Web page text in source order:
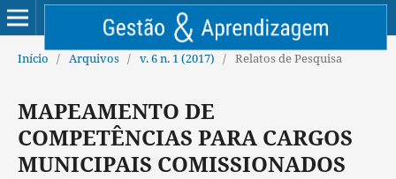
Início / Arquivos / v. 6 n. 1 (2017) / Relatos de Pesquisa
MAPEAMENTO DE
COMPETÊNCIAS PARA CARGOS
MUNICIPAIS COMISSIONADOS